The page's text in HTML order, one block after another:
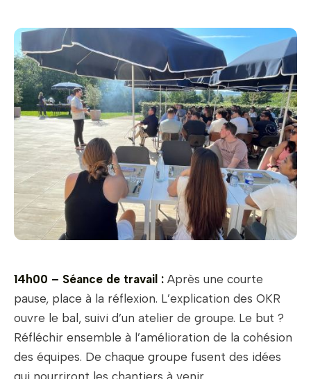
14h00 – Séance de travail : Après une courte
pause, place à la réflexion. L’explication des OKR
ouvre le bal, suivi d’un atelier de groupe. Le but ?
Réfléchir ensemble à l’amélioration de la cohésion
des équipes. De chaque groupe fusent des idées